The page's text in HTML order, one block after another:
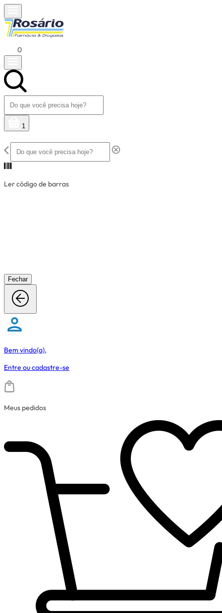
0
1
Ler código de barras
Fechar
Bem vindo(a),
Entre oucadastre-se
Meus pedidos